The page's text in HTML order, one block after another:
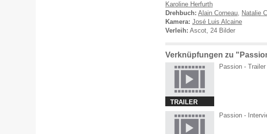
Karoline Herfurth
Drehbuch: Alain Corneau, Natalie
Kamera: José Luis Alcaine
Verleih: Ascot, 24 Bilder
Verknüpfungen zu
TRAILER
Passion - Trailer
Passion -